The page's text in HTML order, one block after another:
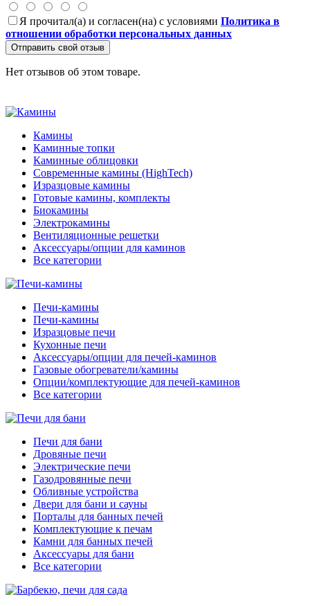
Я прочитал(а) и согласен(на) с условиями Политика в
отношении обработки персональных данных
Отправить свой отзыв
Нет отзывов об этом товаре.
Камины
Каминные топки
Каминные облицовки
Современные камины (HighTech)
Изразцовые камины
Готовые камины, комплекты
Биокамины
Электрокамины
Вентиляционные решетки
Аксессуары/опции для каминов
Все категории
Печи-камины
Печи-камины
Изразцовые печи
Кухонные печи
Аксессуары/опции для печей-каминов
Газовые обогреватели/камины
Опции/комплектующие для печей-каминов
Все категории
Печи для бани
Дровяные печи
Электрические печи
Газодровянные печи
Обливные устройства
Двери для бани и сауны
Порталы для банных печей
Комплектующие к печам
Камни для банных печей
Аксессуары для бани
Все категории